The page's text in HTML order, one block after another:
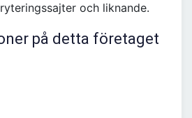
och liknande.
på detta företaget